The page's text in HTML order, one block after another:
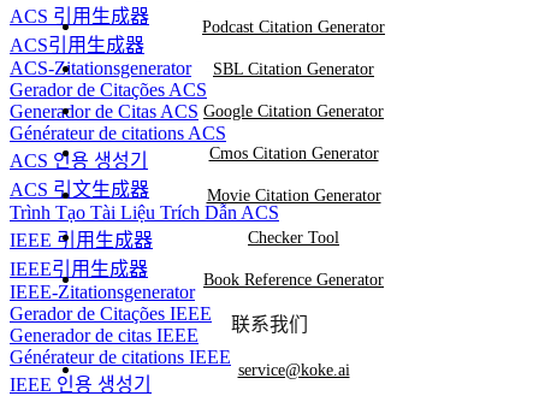
ACS 引用生成器
ACS引用生成器
ACS-Zitationsgenerator
Gerador de Citações ACS
Generador de Citas ACS
Générateur de citations ACS
ACS 인용 생성기
ACS 引文生成器
Trình Tạo Tài Liệu Trích Dẫn ACS
IEEE 引用生成器
IEEE引用生成器
IEEE-Zitationsgenerator
Gerador de Citações IEEE
Generador de citas IEEE
Générateur de citations IEEE
IEEE 인용 생성기
Podcast Citation Generator
SBL Citation Generator
Google Citation Generator
Cmos Citation Generator
Movie Citation Generator
Checker Tool
Book Reference Generator
联系我们
service@koke.ai